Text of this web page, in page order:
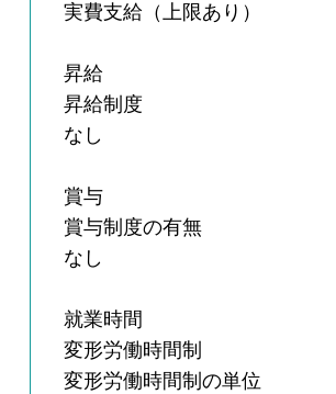
実費支給（上限あり）
昇給
昇給制度
なし
賞与
賞与制度の有無
なし
就業時間
変形労働時間制
変形労働時間制の単位